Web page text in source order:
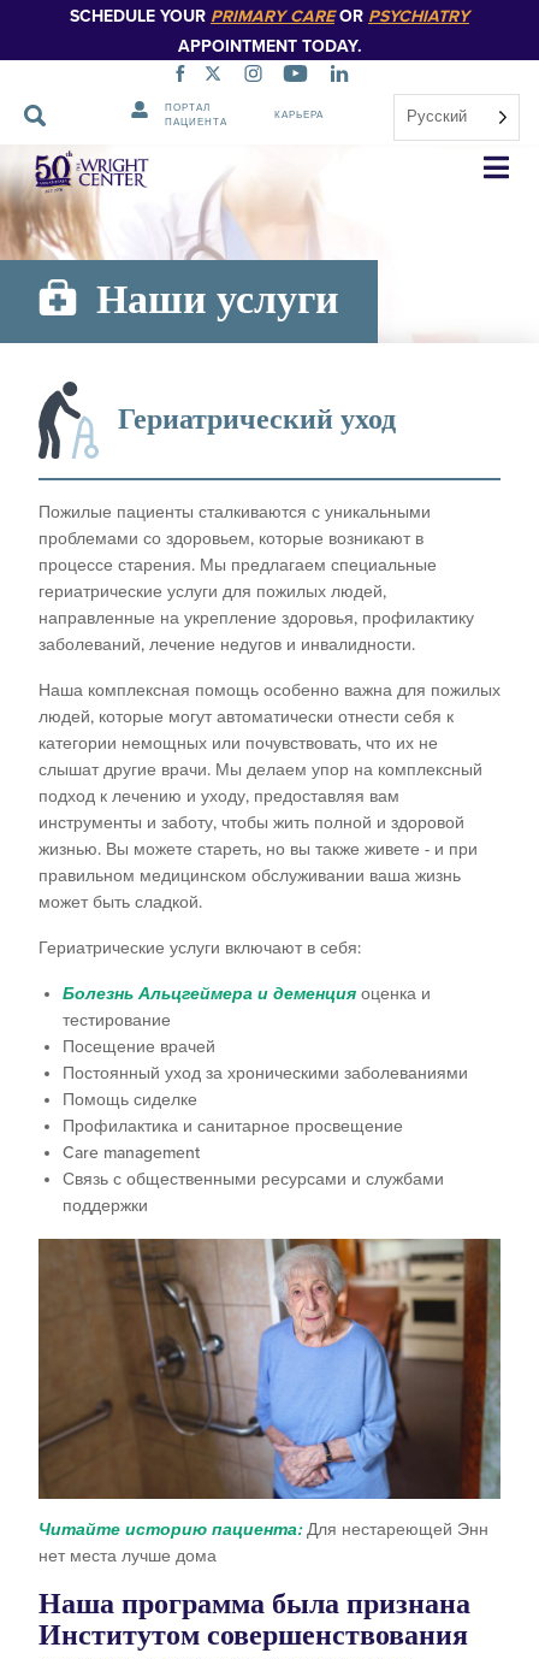
SCHEDULE YOUR PRIMARY CAREOR PSYCHIATRY
APPOINTMENT TODAY.
ПОРТАЛ
ПАЦИЕНТА
КАРЬЕРА Русский
Пропустить
навигацию
Наши услуги
Гериатрический уход
Пожилые пациенты сталкиваются с уникальными
проблемами со здоровьем, которые возникают в
процессе старения. Мы предлагаем специальные
гериатрические услуги для пожилых людей,
направленные на укрепление здоровья, профилактику
заболеваний, лечение недугов и инвалидности.
Наша комплексная помощь особенно важна для пожилых
людей, которые могут автоматически отнести себя к
категории немощных или почувствовать, что их не
слышат другие врачи. Мы делаем упор на комплексный
подход к лечению и уходу, предоставляя вам
инструменты и заботу, чтобы жить полной и здоровой
жизнью. Вы можете стареть, но вы также живете - и при
правильном медицинском обслуживании ваша жизнь
может быть сладкой.
Гериатрические услуги включают в себя:
Болезнь Альцгеймера и деменция оценка и
тестирование
Посещение врачей
Постоянный уход за хроническими заболеваниями
Помощь сиделке
Профилактика и санитарное просвещение
Care management
Связь с общественными ресурсами и службами
поддержки
Читайте историю пациента:Для нестареющей Энн
нет места лучше дома
Наша программа была признана
Институтом совершенствования